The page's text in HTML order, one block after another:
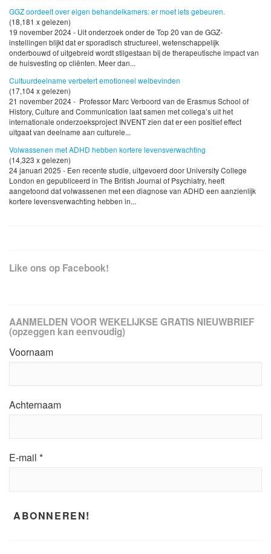
GGZ oordeelt over eigen behandelkamers: er moet iets gebeuren.
(18,181 x gelezen)
19 november 2024 - Uit onderzoek onder de Top 20 van de GGZ-
instellingen blijkt dat er sporadisch structureel, wetenschappelijk
onderbouwd of uitgebreid wordt stilgestaan bij de therapeutische impact van
de huisvesting op cliënten. Meer dan...
Cultuurdeelname verbetert emotioneel welbevinden
(17,104 x gelezen)
21 november 2024 - Professor Marc Verboord van de Erasmus School of
History, Culture and Communication laat samen met collega’s uit het
internationale onderzoeksproject INVENT zien dat er een positief effect
uitgaat van deelname aan culturele...
Volwassenen met ADHD hebben kortere levensverwachting
(14,323 x gelezen)
24 januari 2025 - Een recente studie, uitgevoerd door University College
London en gepubliceerd in The British Journal of Psychiatry, heeft
aangetoond dat volwassenen met een diagnose van ADHD een aanzienlijk
kortere levensverwachting hebben in...
Like ons op Facebook!
AANMELDEN VOOR WEKELIJKSE GRATIS NIEUWBRIEF
(opzeggen kan eenvoudig)
Voornaam
Achternaam
E-mail *